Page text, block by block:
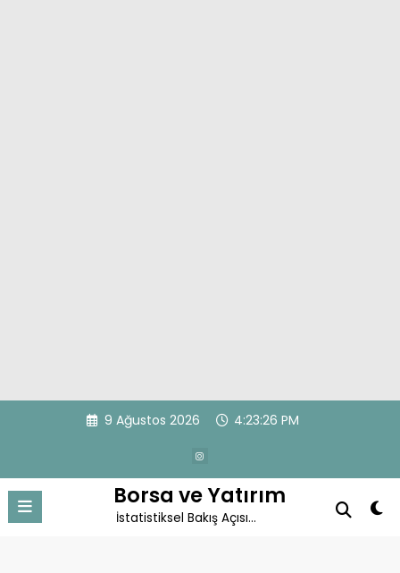
9 Ağustos 2026 4:23:26 PM
Borsa ve Yatırım
İstatistiksel Bakış Açısı…